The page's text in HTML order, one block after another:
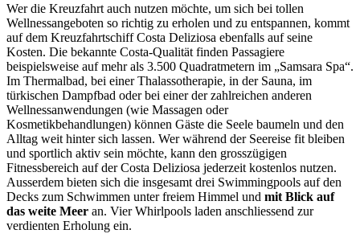
Wer die Kreuzfahrt auch nutzen möchte, um sich bei tollen
Wellnessangeboten so richtig zu erholen und zu entspannen, kommt
auf dem Kreuzfahrtschiff Costa Deliziosa ebenfalls auf seine
Kosten. Die bekannte Costa-Qualität finden Passagiere
beispielsweise auf mehr als 3.500 Quadratmetern im „Samsara Spa“.
Im Thermalbad, bei einer Thalassotherapie, in der Sauna, im
türkischen Dampfbad oder bei einer der zahlreichen anderen
Wellnessanwendungen (wie Massagen oder
Kosmetikbehandlungen) können Gäste die Seele baumeln und den
Alltag weit hinter sich lassen. Wer während der Seereise fit bleiben
und sportlich aktiv sein möchte, kann den grosszügigen
Fitnessbereich auf der Costa Deliziosa jederzeit kostenlos nutzen.
Ausserdem bieten sich die insgesamt drei Swimmingpools auf den
Decks zum Schwimmen unter freiem Himmel und mit Blick auf
das weite Meer an. Vier Whirlpools laden anschliessend zur
verdienten Erholung ein.